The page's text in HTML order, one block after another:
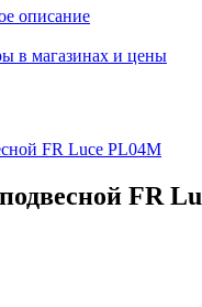
описание
в магазинах и цены
FR